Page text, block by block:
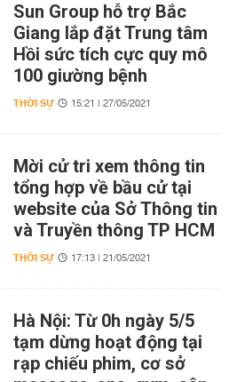
Sun Group hỗ trợ Bắc
Giang lắp đặt Trung tâm
Hồi sức tích cực quy mô
100 giường bệnh
THỜI SỰ 15:21 | 27/05/2021
Mời cử tri xem thông tin
tổng hợp về bầu cử tại
website của Sở Thông tin
và Truyền thông TP HCM
THỜI SỰ 17:13 | 21/05/2021
Hà Nội: Từ 0h ngày 5/5
tạm dừng hoạt động tại
rạp chiếu phim, cơ sở